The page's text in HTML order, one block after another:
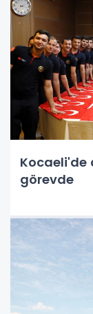
Kocaeli'de
görevde